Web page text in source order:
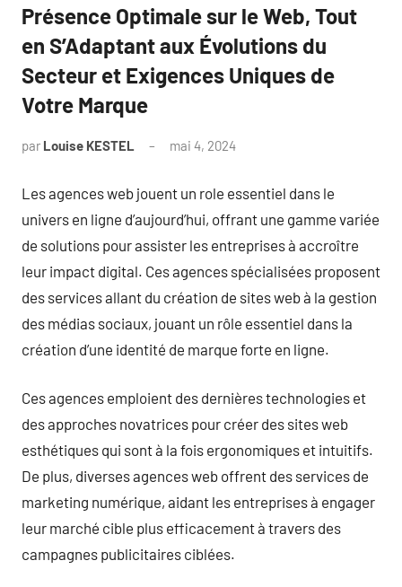
Présence Optimale sur le Web, Tout
en S’Adaptant aux Évolutions du
Secteur et Exigences Uniques de
Votre Marque
par Louise KESTEL mai 4, 2024
Les agences web jouent un role essentiel dans le
univers en ligne d’aujourd’hui, offrant une gamme variée
de solutions pour assister les entreprises à accroître
leur impact digital. Ces agences spécialisées proposent
des services allant du création de sites web à la gestion
des médias sociaux, jouant un rôle essentiel dans la
création d’une identité de marque forte en ligne.
Ces agences emploient des dernières technologies et
des approches novatrices pour créer des sites web
esthétiques qui sont à la fois ergonomiques et intuitifs.
De plus, diverses agences web offrent des services de
marketing numérique, aidant les entreprises à engager
leur marché cible plus efficacement à travers des
campagnes publicitaires ciblées.